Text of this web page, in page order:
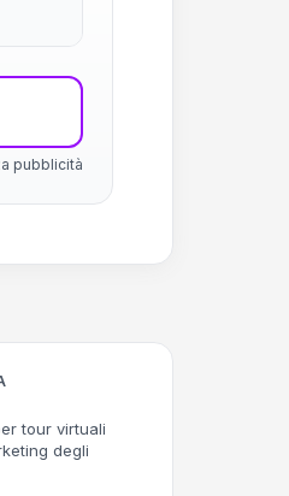
pubblicità
tour virtuali
degli